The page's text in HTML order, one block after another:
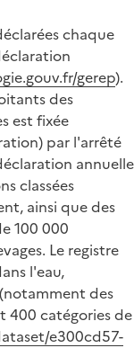
chaque
gerep).
des
est fixée
par l'arrêté
annuelle
classées
ainsi que des
100 000
Le registre
l'eau,
des
400 catégories de
e300cd57-